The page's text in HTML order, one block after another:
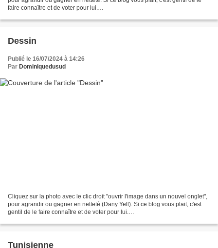
faire connaître et de voter pour lui.
Dessin
Publié le 16/07/2024 à 14:26
Par Dominiquedusud
Cliquez sur la photo avec le clic droit "ouvrir l'image dans un nouvel onglet",
pour agrandir ou gagner en netteté (Dany Yell). Si ce blog vous plait, c'est
gentil de le faire connaître et de voter pour lui.
Tunisienne